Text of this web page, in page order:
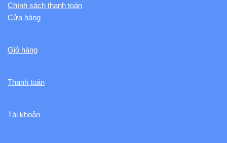
Chính sách thanh toán
Cửa hàng
Giỏ hàng
Thanh toán
Tài khoản